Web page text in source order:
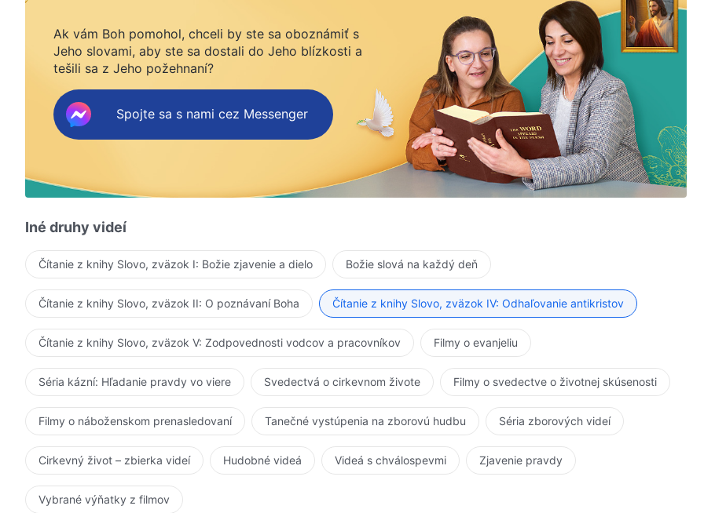
Ak vám Boh pomohol, chceli by ste sa oboznámiť s
Jeho slovami, aby ste sa dostali do Jeho blízkosti a
tešili sa z Jeho požehnaní?
Spojte sa s nami cez Messenger
Iné druhy videí
Čítanie z knihy Slovo, zväzok I: Božie zjavenie a dielo Božie slová na každý deň
Čítanie z knihy Slovo, zväzok II: O poznávaní Boha Čítanie z knihy Slovo, zväzok IV: Odhaľovanie antikristov
Čítanie z knihy Slovo, zväzok V: Zodpovednosti vodcov a pracovníkov Filmy o evanjeliu
Séria kázní: Hľadanie pravdy vo viere Svedectvá o cirkevnom živote Filmy o svedectve o životnej skúsenosti
Filmy o náboženskom prenasledovaní Tanečné vystúpenia na zborovú hudbu Séria zborových videí
Cirkevný život – zbierka videí Hudobné videá Videá s chválospevmi Zjavenie pravdy
Vybrané výňatky z filmov